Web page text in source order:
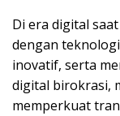
Di era digital
dengan
inovatif, serta
digital birokrasi,
memperkuat